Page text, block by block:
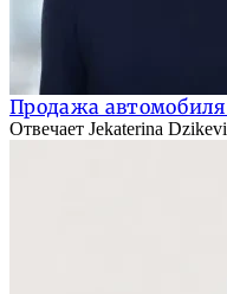
Продажа автомобиля
Отвечает Jekaterina